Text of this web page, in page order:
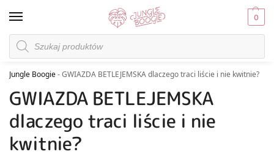
0
Jungle Boogie-GWIAZDA BETLEJEMSKA dlaczego traci liście i nie kwitnie?
GWIAZDA BETLEJEMSKA
dlaczego traci liście i nie
kwitnie?